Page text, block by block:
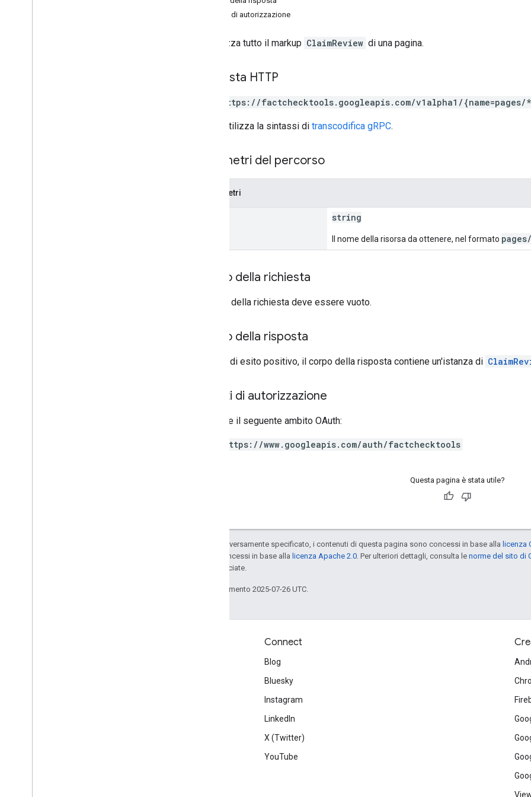
Ambiti di autorizzazione
Visualizza tutto il markup ClaimReview di una pagina.
Richiesta HTTP
GET https://factchecktools.googleapis.com/v1alpha1/{name=pages/
L'URL utilizza la sintassi di transcodifica gRPC.
Parametri del percorso
Parametri
string
Il nome della risorsa da ottenere, nel formato
Corpo della richiesta
Il corpo della richiesta deve essere vuoto.
Corpo della risposta
In caso di esito positivo, il corpo della risposta contiene un'istanza di
Ambiti di autorizzazione
Richiede il seguente ambito OAuth:
https://www.googleapis.com/auth/factchecktools
Questa pagina è stata utile?
Salvo quando diversamente specificato, i contenuti di questa pagina sono concessi in base alla licenza
codice sono concessi in base alla licenza Apache 2.0 . Per ulteriori dettagli, consulta le norme del sito di
delle sue consociate.
Ultimo aggiornamento 2025-07-26 UTC.
Connect
Blog
Bluesky
Instagram
LinkedIn
X (Twitter)
YouTube